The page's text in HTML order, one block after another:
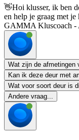
👋Hoi klusser, ik ben
en help je graag met je
GAMMA Kluscoach -
Wat zijn de afmetingen
Kan ik deze deur met
Wat voor soort deur is
Andere vraag...